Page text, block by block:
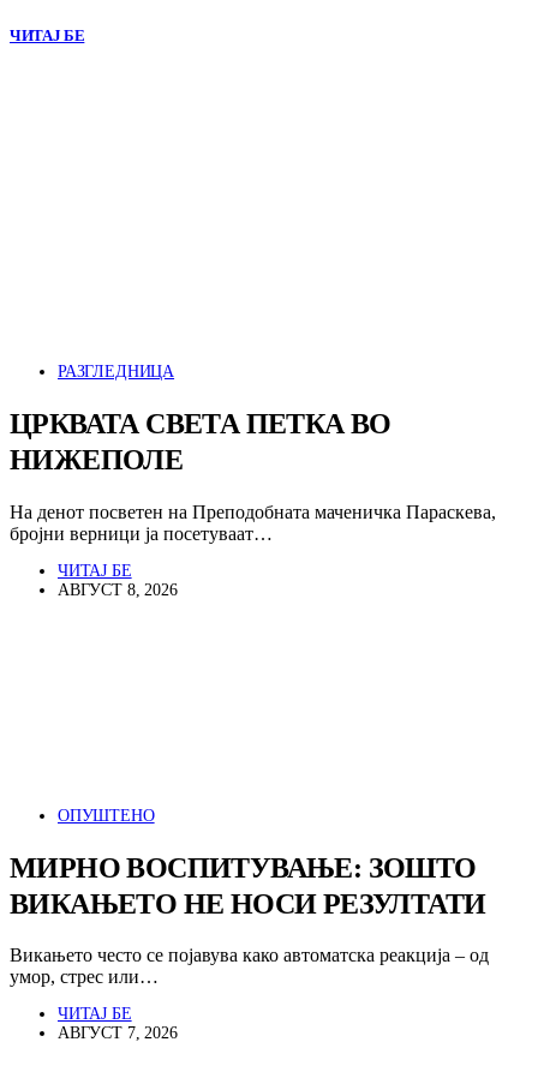
ЧИТАЈ БЕ
РАЗГЛЕДНИЦА
ЦРКВАТА СВЕТА ПЕТКА ВО
НИЖЕПОЛЕ
На денот посветен на Преподобната маченичка Параскева,
бројни верници ја посетуваат…
ЧИТАЈ БЕ
АВГУСТ 8, 2026
ОПУШТЕНО
МИРНО ВОСПИТУВАЊЕ: ЗОШТО
ВИКАЊЕТО НЕ НОСИ РЕЗУЛТАТИ
Викањето често се појавува како автоматска реакција – од
умор, стрес или…
ЧИТАЈ БЕ
АВГУСТ 7, 2026